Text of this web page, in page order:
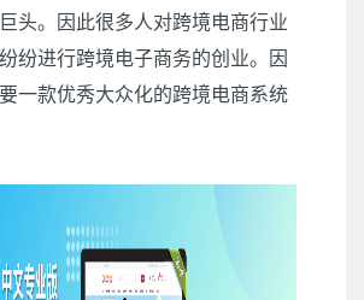
头。因此很多人对跨境电商行业
纷进行跨境电子商务的创业。 因
一款优秀大众化的跨境电商系统